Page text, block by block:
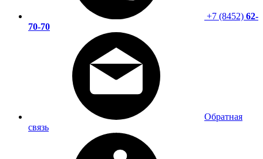
+7 (8452) 62-
70-70
Обратная
связь